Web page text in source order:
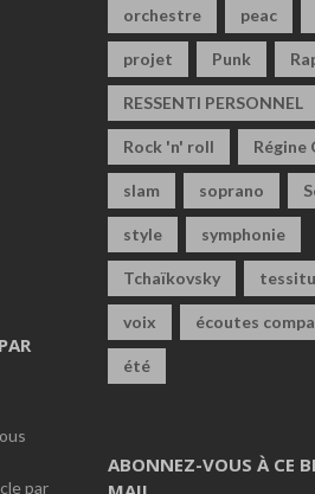
par
orchestre peac
projet Punk
RESSENTI PERSONNEL
Rock 'n' roll Régine
slam soprano
style symphonie
Tchaïkovsky
voix écoutes
été
ABONNEZ-VOUS À CE